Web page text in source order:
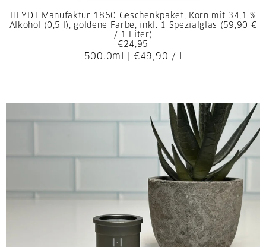
HEYDT Manufaktur 1860 Geschenkpaket, Korn mit 34,1 %
Alkohol (0,5 l), goldene Farbe, inkl. 1 Spezialglas (59,90 €
/ 1 Liter)
€24,95
500.0ml €49,90 /